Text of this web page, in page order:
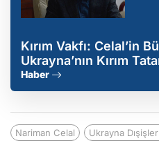
Kırım Vakfı: Celal’in
Ukrayna’nın Kırım
gösteriyor
Haber
Nariman Celal Ukrayna